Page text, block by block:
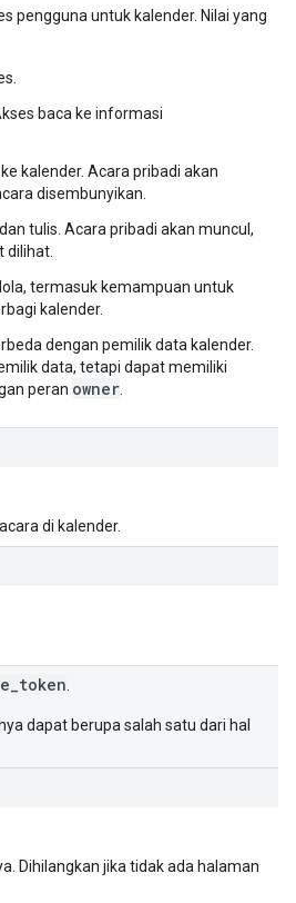
pengguna untuk kalender. Nilai yang
baca ke informasi
kalender. Acara pribadi akan
disembunyikan.
tulis. Acara pribadi akan muncul,
dilihat.
termasuk kemampuan untuk
kalender.
dengan pemilik data kalender.
data, tetapi dapat memiliki
peran owner
di kalender.
dapat berupa salah satu dari hal
Dihilangkan jika tidak ada halaman